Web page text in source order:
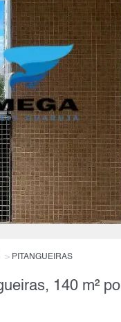
PITANGUEIRAS